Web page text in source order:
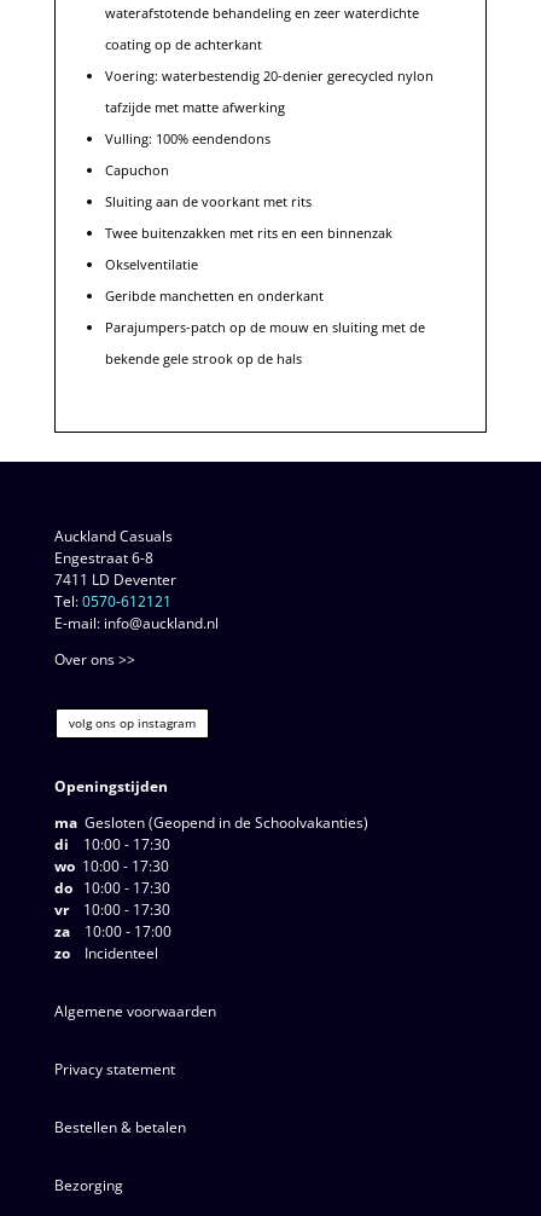
waterafstotende behandeling en zeer waterdichte
coating op de achterkant
Voering: waterbestendig 20-denier gerecycled nylon
tafzijde met matte afwerking
Vulling: 100% eendendons
Capuchon
Sluiting aan de voorkant met rits
Twee buitenzakken met rits en een binnenzak
Okselventilatie
Geribde manchetten en onderkant
Parajumpers-patch op de mouw en sluiting met de
bekende gele strook op de hals
Auckland Casuals
Engestraat 6-8
7411 LD Deventer
Tel:0570-612121
E-mail: info@auckland.nl
Over ons >>
volg ons op instagram
Openingstijden
maGesloten (Geopend in de Schoolvakanties)
di 10:00 - 17:30
wo10:00 - 17:30
do10:00 - 17:30
vr10:00 - 17:30
za10:00 - 17:00
zoIncidenteel
Algemene voorwaarden
Privacy statement
Bestellen & betalen
Bezorging